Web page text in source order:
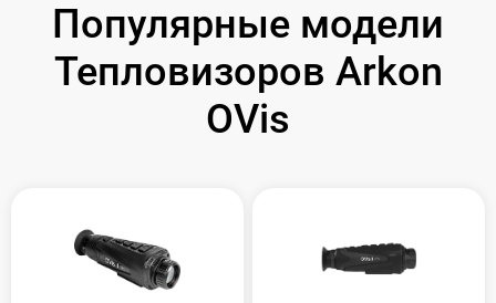
Популярные модели
Тепловизоров Arkon
OVis